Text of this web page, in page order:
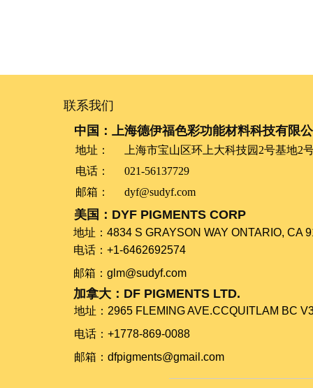
地址：
上海市宝山区环上大科技园2号基地2
电话：
021-56137729
邮箱：
dyf@sudyf.com
联系我们
中国：上海德伊福色彩功能材料科技有限
美国：DYF PIGMENTS CORP
地址：​​​​​​​4834 S GRAYSON WAY ONTARIO, CA
电话：+1-6462692574
​​​​​​​邮箱：glm@sudyf.com
加拿大：DF PIGMENTS LTD.
地址：​​​​​​​2965 FLEMING AVE.CCQUITLAM BC
电话：+1778-869-0088
​​​​​​​邮箱：dfpigments@gmail.com